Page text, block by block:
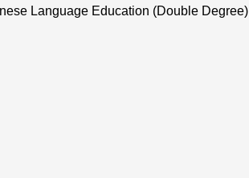
Language Education (Double Degree)